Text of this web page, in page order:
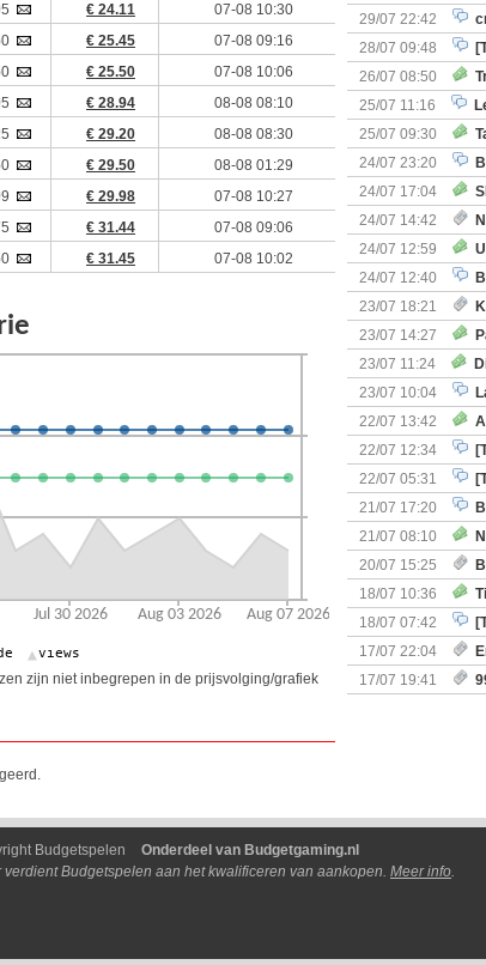
€ 24.11
07-08 10:30
€ 25.45
07-08 09:16
€ 25.50
07-08 10:06
€ 28.94
08-08 08:10
€ 29.20
08-08 08:30
€ 29.50
08-08 01:29
€ 29.98
07-08 10:27
€ 31.44
07-08 09:06
€ 31.45 07-08 10:02
zijn niet inbegrepen in de prijsvolging/grafiek
29/07 22:42
28/07 09:48
26/07 08:50
25/07 11:16
25/07 09:30
Uitbreiding: Wyrd
24/07 23:20
24/07 17:04
(Bordspellen)
24/07 14:42
Surprise
24/07 12:59
(Bordspellen)
24/07 12:40
23/07 18:21
start
23/07 14:27
(Bordspellen)
23/07 11:24
23/07 10:04
22/07 13:42
(Bordspellen)
22/07 12:34
& Great
22/07 05:31
bigbox
21/07 17:20
21/07 08:10
20/07 15:25
genaamd Pro Kit
18/07 10:36
18/07 07:42
Sherlock Holmes
17/07 22:04
Monsterbox
17/07 19:41
Budgetspelen
Onderdeel van Budgetgaming.nl
verdient Budgetspelen aan het kwalificeren van aankopen. Meer info.